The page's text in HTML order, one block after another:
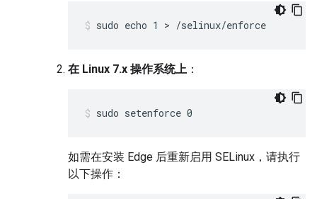
sudo echo 1 > /selinux/enforce
在 Linux 7.x 操作系统上 ：
sudo setenforce 0
如需在安装 Edge 后重新启用 SELinux，请执行
以下操作：